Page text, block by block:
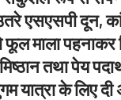
एसएसपी दून,
माला पहनाकर
तथा पेय
यात्रा के लिए दी